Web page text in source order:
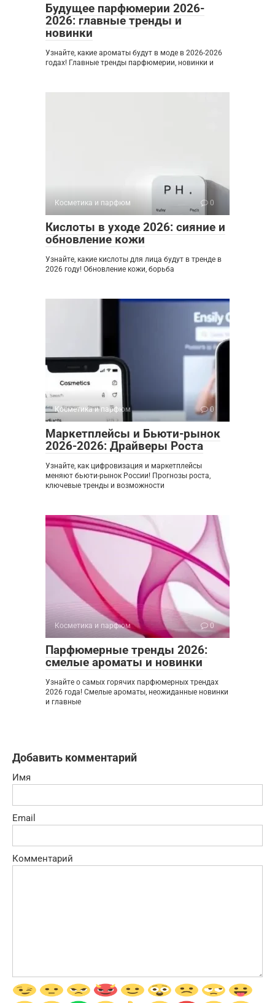
Будущее парфюмерии 2026-
2026: главные тренды и
новинки
Узнайте, какие ароматы будут в моде в 2026-2026
годах! Главные тренды парфюмерии, новинки и
Косметика и парфюм 0
Кислоты в уходе 2026: сияние и
обновление кожи
Узнайте, какие кислоты для лица будут в тренде в
2026 году! Обновление кожи, борьба
Косметика и парфюм 0
Маркетплейсы и Бьюти-рынок
2026-2026: Драйверы Роста
Узнайте, как цифровизация и маркетплейсы
меняют бьюти-рынок России! Прогнозы роста,
ключевые тренды и возможности
Косметика и парфюм 0
Парфюмерные тренды 2026:
смелые ароматы и новинки
Узнайте о самых горячих парфюмерных трендах
2026 года! Смелые ароматы, неожиданные новинки
и главные
Добавить комментарий
Имя
Email
Комментарий